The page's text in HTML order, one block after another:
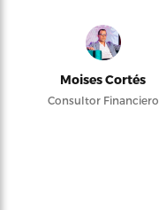
Moises Cortés
Consultor Financiero